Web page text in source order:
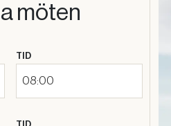
möten
TID
08:00